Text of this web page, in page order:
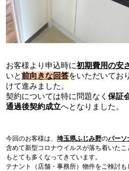
お客様より申込時に初期費用の安
いと前向きな回答をいただいてお
けて進みました。
契約については特に問題なく 保証
通過後契約成立へとなりました。
今回のお客様は、 埼玉県ふじみ野のパーソ
含めて新型コロナウイルスが落ち着いた
もとても多くなってきています。
テナント（店舗・事務所）物件をご検討